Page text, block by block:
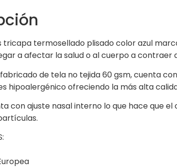
tricapa termosellado plisado color azul
a afectar la salud o al cuerpo a
de tela no tejida 60 gsm, cuenta
hipoalergénico ofreciendo la más alta
con ajuste nasal interno lo que hace que